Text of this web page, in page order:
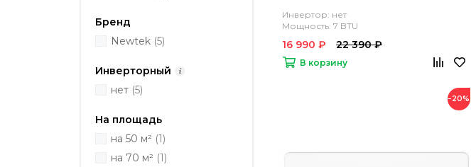
Бренд
Newtek (5)
Инверторный
нет (5)
На площадь
на 50 м² (1)
на 70 м² (1)
Инвертор: нет
Мощность: 7 BTU
16 990 ₽ 22 390 ₽
В корзину
−20%